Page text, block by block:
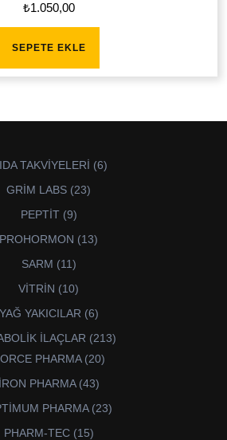
₺1.050,00
SEPETE EKLE
TAKVİYELERİ 66
GRİM LABS 2323
PEPTİT 99
PROHORMON 1313
SARM 1111
VİTRİN 1010
YAĞ YAKICILAR 66
İLAÇLAR 213213
PHARMA 2020
İRON PHARMA 4343
PHARMA 2323
PHARM-TEC 1515